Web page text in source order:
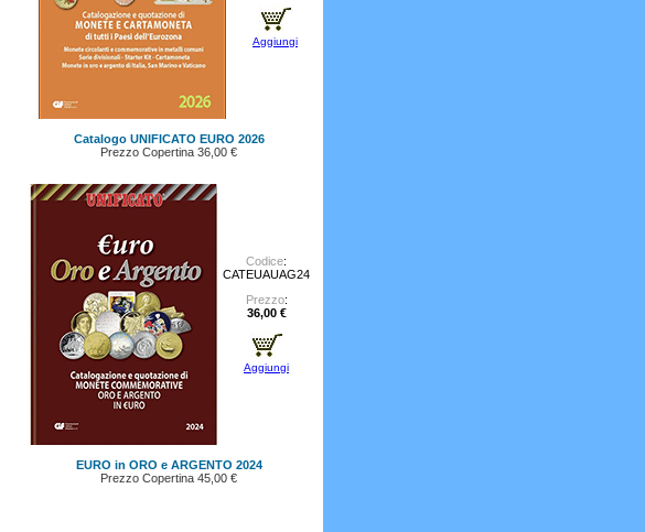
Aggiungi
Catalogo UNIFICATO EURO 2026
Prezzo Copertina 36,00 €
Codice:
CATEUAUAG24
Prezzo:
36,00 €
Aggiungi
EURO in ORO e ARGENTO 2024
Prezzo Copertina 45,00 €